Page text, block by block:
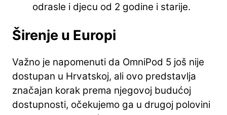
odrasle i djecu od 2 godine i starije.
Širenje u Europi
Važno je napomenuti da OmniPod 5 još nije
dostupan u Hrvatskoj, ali ovo predstavlja
značajan korak prema njegovoj budućoj
dostupnosti, očekujemo ga u drugoj polovini